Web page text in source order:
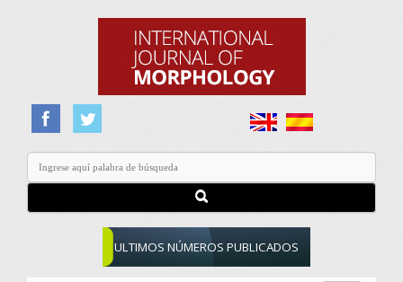
ULTIMOS NÚMEROS PUBLICADOS